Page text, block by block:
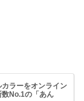
ラーをオンライン
No.1の「あん